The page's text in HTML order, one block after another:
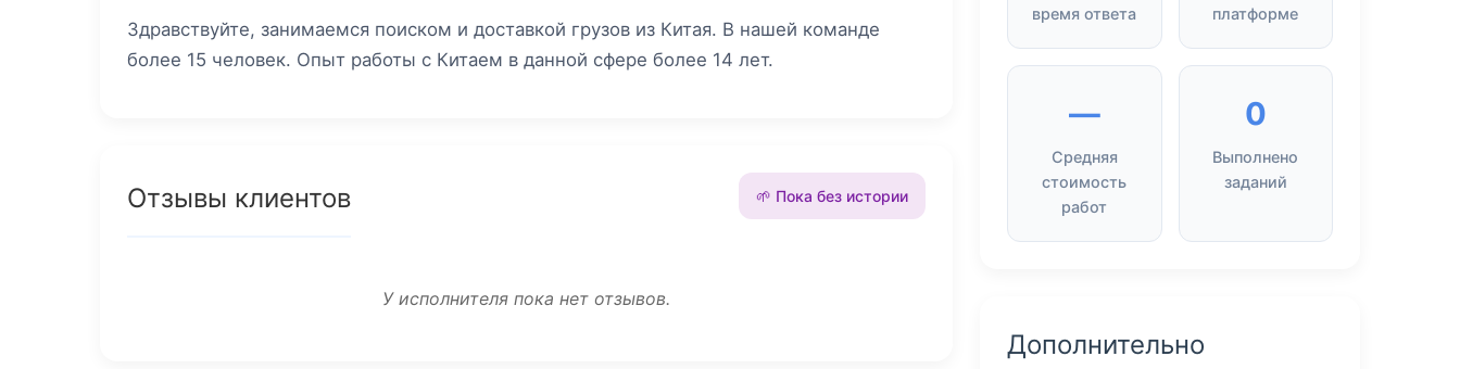
Здравствуйте, занимаемся поиском и доставкой грузов из Китая. В нашей команде
более 15 человек. Опыт работы с Китаем в данной сфере более 14 лет.
Отзывы клиентов 🌱 Пока без истории
У исполнителя пока нет отзывов.
время ответа
платформе
—
Средняя
стоимость
работ
0
Выполнено
заданий
Дополнительно